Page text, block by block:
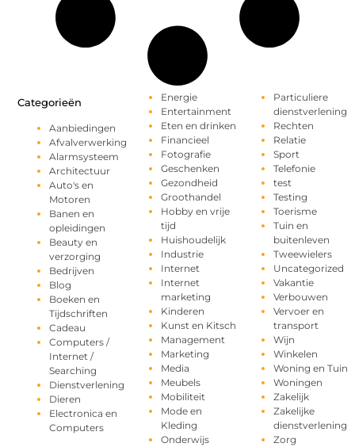
Categorieën
Aanbiedingen
Afvalverwerking
Alarmsysteem
Architectuur
Auto's en
Motoren
Banen en
opleidingen
Beauty en
verzorging
Bedrijven
Blog
Boeken en
Tijdschriften
Cadeau
Computers /
Internet /
Searching
Dienstverlening
Dieren
Electronica en
Computers
Energie
Entertainment
Eten en drinken
Financieel
Fotografie
Geschenken
Gezondheid
Groothandel
Hobby en vrije
tijd
Huishoudelijk
Industrie
Internet
Internet
marketing
Kinderen
Kunst en Kitsch
Management
Marketing
Media
Meubels
Mobiliteit
Mode en
Kleding
Onderwijs
Particuliere
dienstverlening
Rechten
Relatie
Sport
Telefonie
test
Testing
Toerisme
Tuin en
buitenleven
Tweewielers
Uncategorized
Vakantie
Verbouwen
Vervoer en
transport
Wijn
Winkelen
Woning en Tuin
Woningen
Zakelijk
Zakelijke
dienstverlening
Zorg